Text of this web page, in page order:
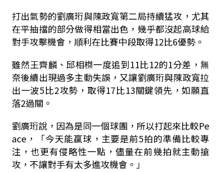
打出氣勢的劉廣珩與陳政寬第二局持續猛攻，尤其
在平抽擋的部分做得相當出色，幾乎都沒起高球給
對手攻擊機會，順利在比賽中段取得12比6優勢。
雖然王齊麟、邱相榤一度追到11比12的1分差，無
奈後續出現過多主動失誤，又讓劉廣珩與陳政寬拉
出一波5比2攻勢，取得17比13關鍵領先，如願直
落2過關。
劉廣珩說，因為是同一個球團，所以打起來比較Pe
ace，「今天能贏球，主要是前5拍的準備比較專
注，也更有侵略性一點，儘量在前幾拍就主動搶
攻，不讓對手有太多進攻機會。」